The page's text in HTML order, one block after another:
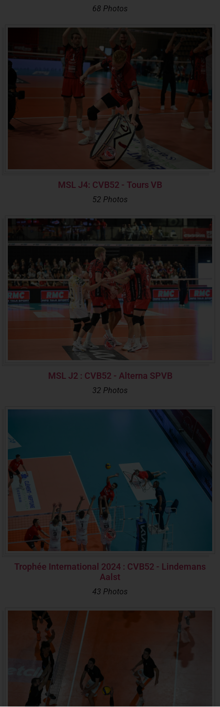
68 Photos
MSL J4: CVB52 - Tours VB
52 Photos
MSL J2 : CVB52 - Alterna SPVB
32 Photos
Trophée International 2024 : CVB52 - Lindemans
Aalst
43 Photos